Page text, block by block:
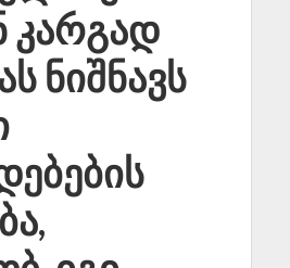
კარგად
ნიშნავს